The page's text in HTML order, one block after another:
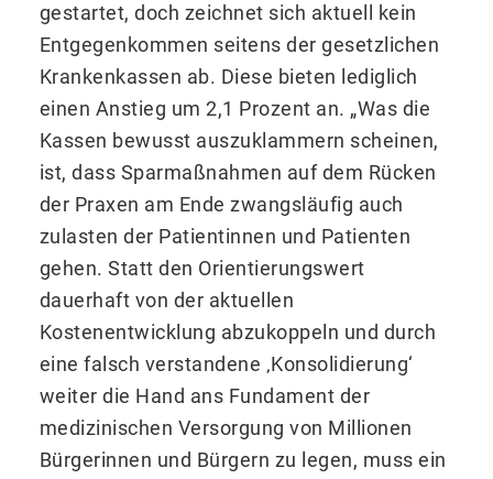
gestartet, doch zeichnet sich aktuell kein
Entgegenkommen seitens der gesetzlichen
Krankenkassen ab. Diese bieten lediglich
einen Anstieg um 2,1 Prozent an. „Was die
Kassen bewusst auszuklammern scheinen,
ist, dass Sparmaßnahmen auf dem Rücken
der Praxen am Ende zwangsläufig auch
zulasten der Patientinnen und Patienten
gehen. Statt den Orientierungswert
dauerhaft von der aktuellen
Kostenentwicklung abzukoppeln und durch
eine falsch verstandene ‚Konsolidierung‘
weiter die Hand ans Fundament der
medizinischen Versorgung von Millionen
Bürgerinnen und Bürgern zu legen, muss ein